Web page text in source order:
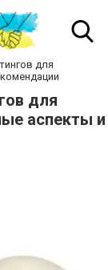
для
для
аспекты и